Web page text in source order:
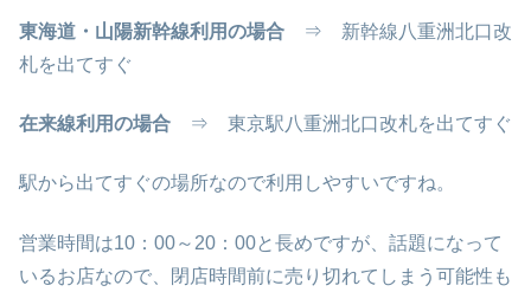
東海道・山陽新幹線利用の場合 ⇒ 新幹線八重洲北口改
札を出てすぐ
在来線利用の場合 ⇒ 東京駅八重洲北口改札を出てすぐ
駅から出てすぐの場所なので利用しやすいですね。
営業時間は10：00～20：00と長めですが、話題になって
いるお店なので、閉店時間前に売り切れてしまう可能性も